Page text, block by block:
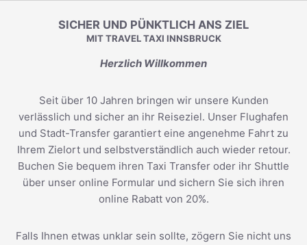
SICHER UND PÜNKTLICH ANS ZIEL
MIT TRAVEL TAXI INNSBRUCK
Herzlich Willkommen
Seit über 10 Jahren bringen wir unsere Kunden
verlässlich und sicher an ihr Reiseziel. Unser Flughafen
und Stadt-Transfer garantiert eine angenehme Fahrt zu
Ihrem Zielort und selbstverständlich auch wieder retour.
Buchen Sie bequem ihren Taxi Transfer oder ihr Shuttle
über unser online Formular und sichern Sie sich ihren
online Rabatt von 20%.
Falls Ihnen etwas unklar sein sollte, zögern Sie nicht uns